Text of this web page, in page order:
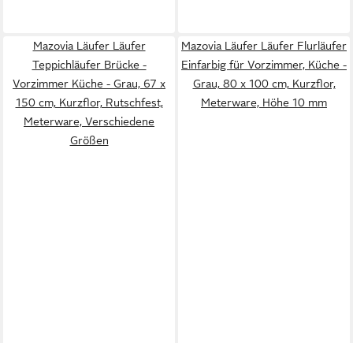
Mazovia Läufer Läufer
Teppichläufer Brücke -
Vorzimmer Küche - Grau, 67 x
150 cm, Kurzflor, Rutschfest,
Meterware, Verschiedene
Größen
Mazovia Läufer Läufer Flurläufer
Einfarbig für Vorzimmer, Küche -
Grau, 80 x 100 cm, Kurzflor,
Meterware, Höhe 10 mm